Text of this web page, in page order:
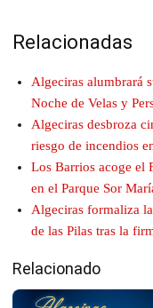
Relacionadas
Algeciras alumbrará
Noche de Velas y
Algeciras desbroza
riesgo de incendios
Los Barrios acoge el
en el Parque Sor
Algeciras formaliza
de las Pilas tras la
Relacionado